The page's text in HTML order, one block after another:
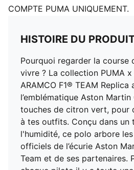
COMPTE PUMA UNIQUEMENT.
HISTOIRE DU
Pourquoi regarder la course
vivre ? La collection PUMA x
ARAMCO F1® TEAM Replica
l’emblématique Aston Martin
touches de citron vert, pour
à tes outfits. Conçu dans un
l'humidité, ce polo arbore
officiels de l’écurie Aston
Team et de ses partenaires.